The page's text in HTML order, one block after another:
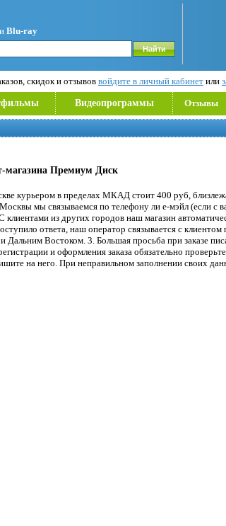
и Blu-ray
скидок и отзывов войдите в личный кабинет или
Видеопрограммы Отзывы
магазина Премиум Диск
курьером в пределах МКАД стоит 400 руб,
мы связываемся по телефону ли е-мэйл (если с
клиентами из других городов наш магазин
ответа, наш оператор связывается с
Дальним Востоком. 3. Большая просьба при заказе
и оформления заказа обязательно
на него. При неправильном заполнении своих